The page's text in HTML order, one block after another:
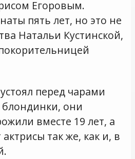
Егоровым.
пять лет, но это не
Натальи Кустинской,
перед чарами
они
вместе 19 лет, а
так же, как и, в